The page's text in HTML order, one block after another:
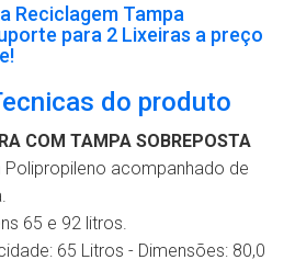
Reciclagem Tampa
para 2 Lixeiras a preço
do produto
COM TAMPA SOBREPOSTA
acompanhado de
65 e 92 litros.
65 Litros - Dimensões: 80,0